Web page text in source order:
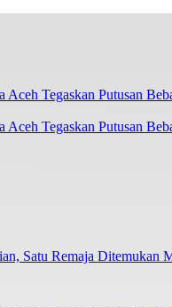
Tegaskan Putusan
Satu Remaja Ditemukan